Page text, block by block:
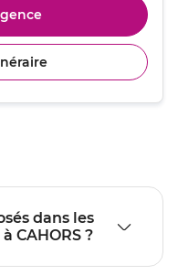
dans les
à CAHORS ?